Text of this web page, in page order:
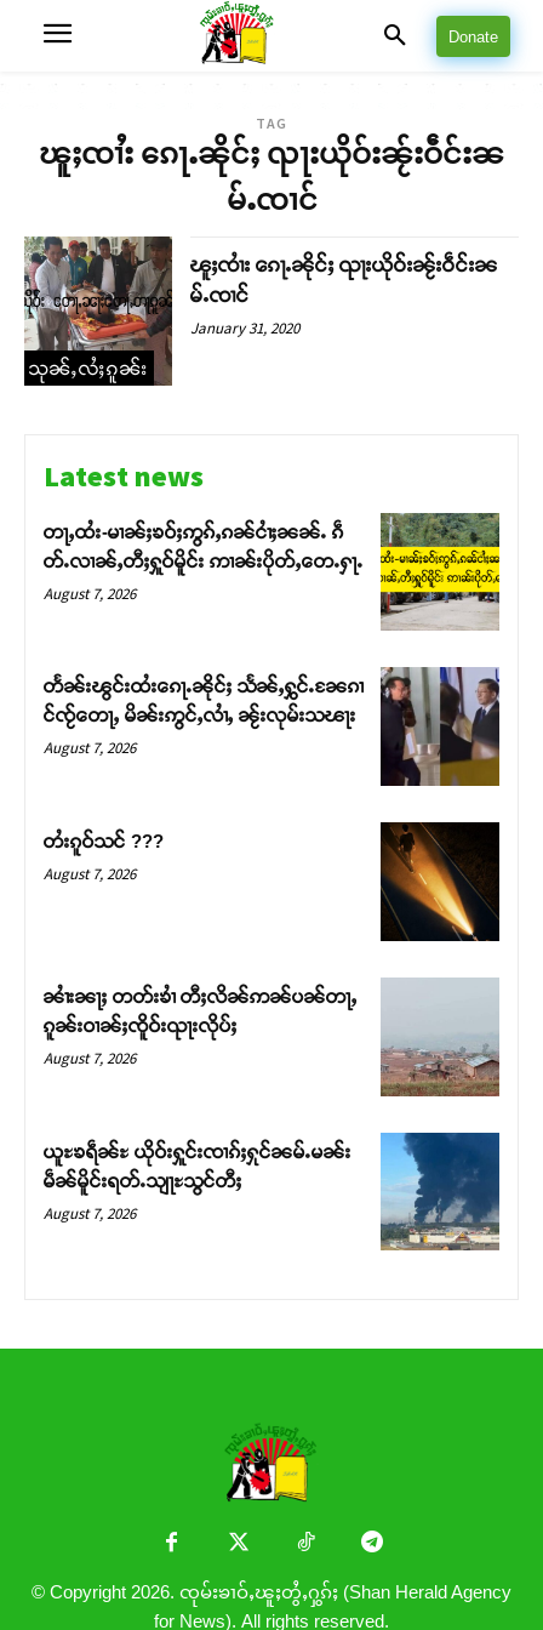
တ်ႇ တူဝ်ႈလုမ်ႈၾႃႉၼၼ်ႉ ၶဝ်ႈႁူမ်ႈၵမ်ႉထႅမ် ၸုမ်းၶၢ
ဝ်ႇၽူႈတွႆႇႁွၵ်ႈ လႆႈယူႇၶႃႈဢေႃႈ။
Donate
TAG
ၽူႈၸၢႆး ၵေႃႉၼိုင်ႈ ၺႃးယိုဝ်းၼႂ်းဝဵင်းၼ
မ်ႉၸၢင်
သုၼ်ႇလႆႈၵူၼ်း
ၽူႈၸၢႆး ၵေႃႉၼိုင်ႈ ၺႃးယိုဝ်းၼႂ်းဝဵင်းၼ
မ်ႉၸၢင်
January 31, 2020
Latest news
တႃႇထႆး-မၢၼ်ႈၶဝ်ႈဢွၵ်ႇၵၼ်ငၢႆႈၼၼ်ႉ ၵဵ
တ်ႉလၢၼ်ႇတီႈႁူဝ်မိူင်း ဢၢၼ်းပိုတ်ႇတေႉႁႃႉ
August 7, 2026
တႅၼ်းၽွင်းထႆးၵေႃႉၼိုင်ႈ သႅၼ်ႇႁွင်ႉၼႄၵၢ
င်ၸႂ်တေႃႇ မိၼ်းဢွင်ႇလၢႆႇ ၼႂ်းလုမ်းသၽႃး
August 7, 2026
တႆးၵူဝ်သင် ???
August 7, 2026
ၼၢႆးၼႃႈ တတ်းၶၢႆ တီႈလိၼ်ဢၼ်ပၼ်တႃႇ
ၵူၼ်းဝၢၼ်ႈၸိူဝ်းၺႃးလိုပ်ႈ
August 7, 2026
ယူႊၶရဵၼ်ႊ ယိုဝ်းႁူင်းၸၢၵ်ႈႁုင်ၼမ်ႉမၼ်း
မဵၼ်မိူင်းရတ်ႉသျႃႊသွင်တီႈ
August 7, 2026
© Copyright 2026. ၸုမ်းၶၢဝ်ႇၽူႈတွႆႇႁွၵ်ႈ (Shan Herald Agency
for News). All rights reserved.